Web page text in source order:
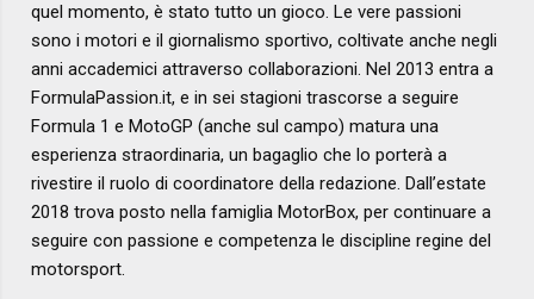
quel momento, è stato tutto un gioco. Le vere passioni
sono i motori e il giornalismo sportivo, coltivate anche negli
anni accademici attraverso collaborazioni. Nel 2013 entra a
FormulaPassion.it, e in sei stagioni trascorse a seguire
Formula 1 e MotoGP (anche sul campo) matura una
esperienza straordinaria, un bagaglio che lo porterà a
rivestire il ruolo di coordinatore della redazione. Dall’estate
2018 trova posto nella famiglia MotorBox, per continuare a
seguire con passione e competenza le discipline regine del
motorsport.